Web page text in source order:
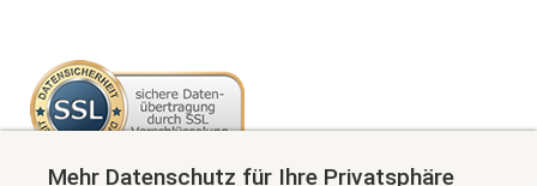
Mehr Datenschutz für Ihre Privatsphäre